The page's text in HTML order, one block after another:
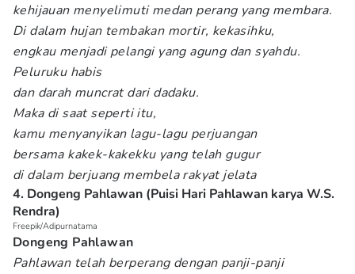
kehijauan menyelimuti medan perang yang membara.
Di dalam hujan tembakan mortir, kekasihku,
engkau menjadi pelangi yang agung dan syahdu.
Peluruku habis
dan darah muncrat dari dadaku.
Maka di saat seperti itu,
kamu menyanyikan lagu-lagu perjuangan
bersama kakek-kakekku yang telah gugur
di dalam berjuang membela rakyat jelata
4. Dongeng Pahlawan (Puisi Hari Pahlawan karya W.S.
Rendra)
Freepik/Adipurnatama
Dongeng Pahlawan
Pahlawan telah berperang dengan panji-panji